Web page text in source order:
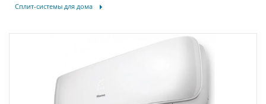
Сплит-системы для дома